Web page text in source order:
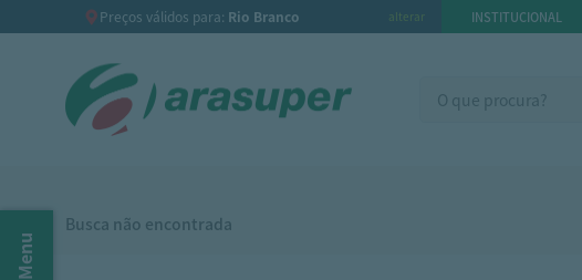
Preços válidos para: Rio Branco alterar INSTITUCIONAL
Menu
Busca não encontrada